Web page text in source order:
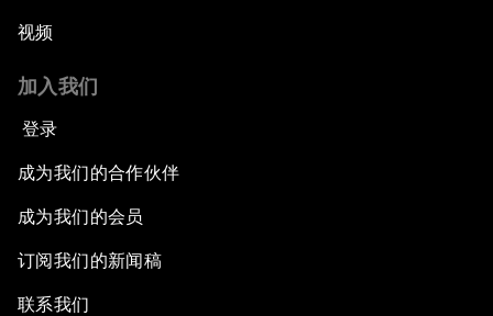
视频
加入我们
登录
成为我们的合作伙伴
成为我们的会员
订阅我们的新闻稿
联系我们